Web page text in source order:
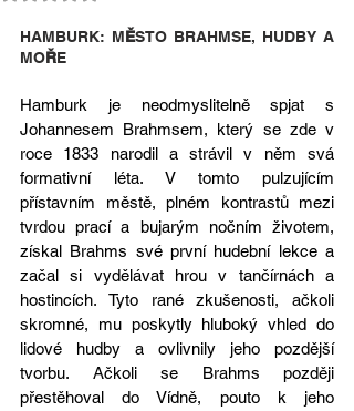
HAMBURK: MĚSTO BRAHMSE, HUDBY A
MOŘE
Hamburk je neodmyslitelně spjat s
Johannesem Brahmsem, který se zde v
roce 1833 narodil a strávil v něm svá
formativní léta. V tomto pulzujícím
přístavním městě, plném kontrastů mezi
tvrdou prací a bujarým nočním životem,
získal Brahms své první hudební lekce a
začal si vydělávat hrou v tančírnách a
hostincích. Tyto rané zkušenosti, ačkoli
skromné, mu poskytly hluboký vhled do
lidové hudby a ovlivnily jeho pozdější
tvorbu. Ačkoli se Brahms později
přestěhoval do Vídně, pouto k jeho